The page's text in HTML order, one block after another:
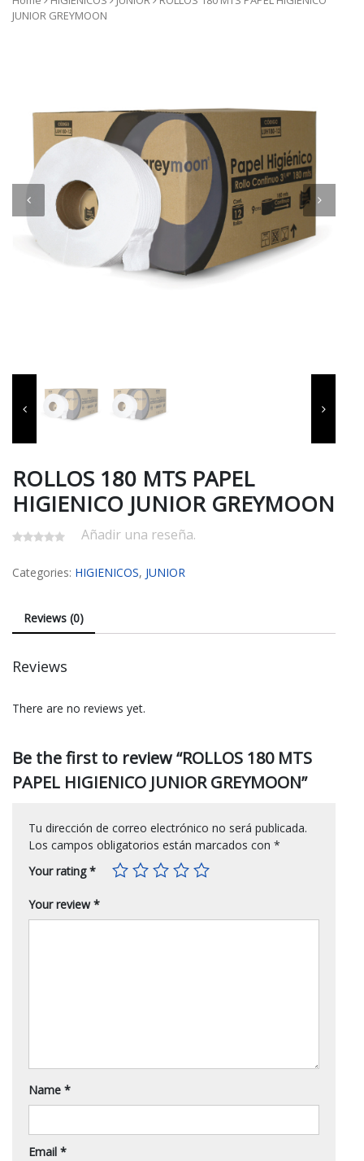
JUNIOR GREYMOON
ROLLOS 180 MTS PAPEL
HIGIENICO JUNIOR GREYMOON
Añadir una reseña.
Categories: HIGIENICOS, JUNIOR
Reviews (0)
Reviews
There are no reviews yet.
Be the first to review “ROLLOS 180 MTS
PAPEL HIGIENICO JUNIOR GREYMOON”
Tu dirección de correo electrónico no será publicada.
Los campos obligatorios están marcados con *
Your rating*
Your review*
Name *
Email *